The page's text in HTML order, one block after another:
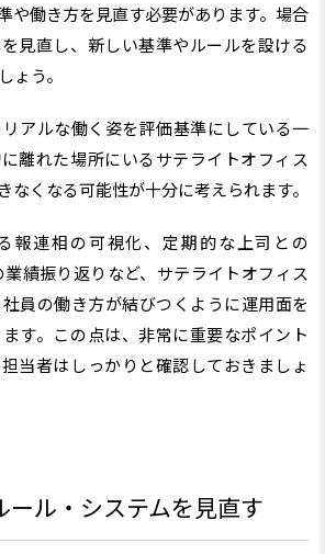
や働き方を見直す必要があります。場合
見直し、新しい基準やルールを設ける
ょう。
アルな働く姿を評価基準にしている一
離れた場所にいるサテライトオフィス
なくなる可能性が十分に考えられます。
報連相の可視化、定期的な上司との
績振り返りなど、サテライトオフィス
員の働き方が結びつくように運用面を
す。この点は、非常に重要なポイント
当者はしっかりと確認しておきましょ
ル・システムを見直す